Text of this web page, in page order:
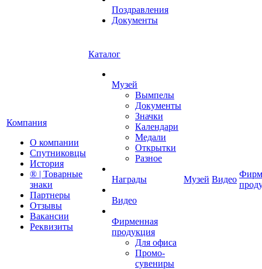
Поздравления
Документы
Компания
О компании
Спутниковцы
История
® | Товарные
знаки
Партнеры
Отзывы
Вакансии
Реквизиты
Каталог
Музей
Вымпелы
Документы
Значки
Календари
Медали
Открытки
Разное
Награды
Видео
Фирменная
продукция
Для офиса
Промо-
сувениры
Музей Видео